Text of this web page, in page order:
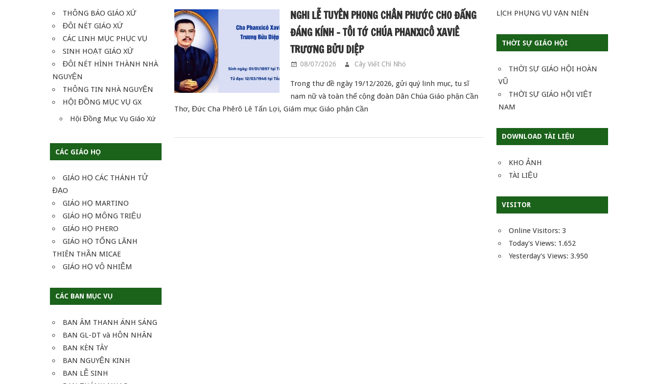
THÔNG BÁO GIÁO XỨ
ĐÔI NÉT GIÁO XỨ
CÁC LINH MỤC PHỤC VỤ
SINH HOẠT GIÁO XỨ
ĐÔI NÉT HÌNH THÀNH NHÀ
NGUYỆN
THÔNG TIN NHÀ NGUYỆN
HỘI ĐỒNG MỤC VỤ GX
Hội Đồng Mục Vụ Giáo Xứ
CÁC GIÁO HỌ
GIÁO HỌ CÁC THÁNH TỬ
ĐẠO
GIÁO HỌ MARTINO
GIÁO HỌ MÔNG TRIỆU
GIÁO HỌ PHERO
GIÁO HỌ TỔNG LÃNH
THIÊN THẦN MICAE
GIÁO HỌ VÔ NHIỄM
CÁC BAN MỤC VỤ
BAN ÂM THANH ÁNH SÁNG
BAN GL-DT và HÔN NHÂN
BAN KÈN TÂY
BAN NGUYỆN KINH
BAN LỄ SINH
NGHI LỄ TUYÊN PHONG CHÂN PHƯỚC CHO ĐẤNG
ĐÁNG KÍNH – TÔI TỚ CHÚA PHANXICÔ XAVIÊ
TRƯƠNG BỬU DIỆP
08/07/2026 Cây Viết Chì Nhỏ GƯƠNG CHỨNG NHÂN
Trong thư đề ngày 19/12/2026, gửi quý linh mục, tu sĩ
nam nữ và toàn thể cộng đoàn Dân Chúa Giáo phận Cần
Thơ, Đức Cha Phêrô Lê Tấn Lợi, Giám mục Giáo phận Cần
LỊCH PHỤNG VỤ VẠN NIÊN
THỜI SỰ GIÁO HỘI
THỜI SỰ GIÁO HỘI HOÀN
VŨ
THỜI SỰ GIÁO HỘI VIỆT
NAM
DOWNLOAD TÀI LIỆU
KHO ẢNH
TÀI LIỆU
VISITOR
Online Visitors:3
Today's Views: 1.652
Yesterday's Views:3.950